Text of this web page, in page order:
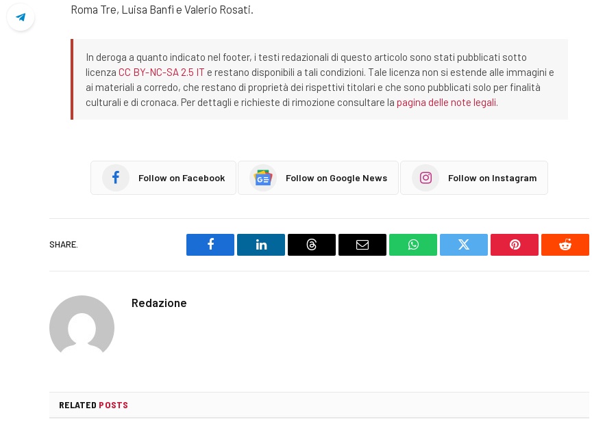
Roma Tre, Luisa Banfi e Valerio Rosati.
In deroga a quanto indicato nel footer, i testi redazionali di questo articolo sono stati pubblicati sotto
licenza CC BY-NC-SA 2.5 IT e restano disponibili a tali condizioni. Tale licenza non si estende alle immagini e
ai materiali a corredo, che restano di proprietà dei rispettivi titolari e che sono pubblicati solo per finalità
culturali e di cronaca. Per dettagli e richieste di rimozione consultare la pagina delle note legali.
Follow on Facebook Follow on Google News Follow on Instagram
SHARE.
Facebook LinkedIn Threads Email WhatsAppTwitter Pinterest Reddit
Redazione
RELATED POSTS